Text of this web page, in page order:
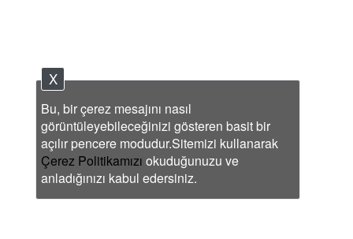
Bu, bir çerez mesajını nasıl
görüntüleyebileceğinizi gösteren basit bir
açılır pencere modudur.Sitemizi kullanarak
Çerez Politikamızı okuduğunuzu ve
anladığınızı kabul edersiniz.
X